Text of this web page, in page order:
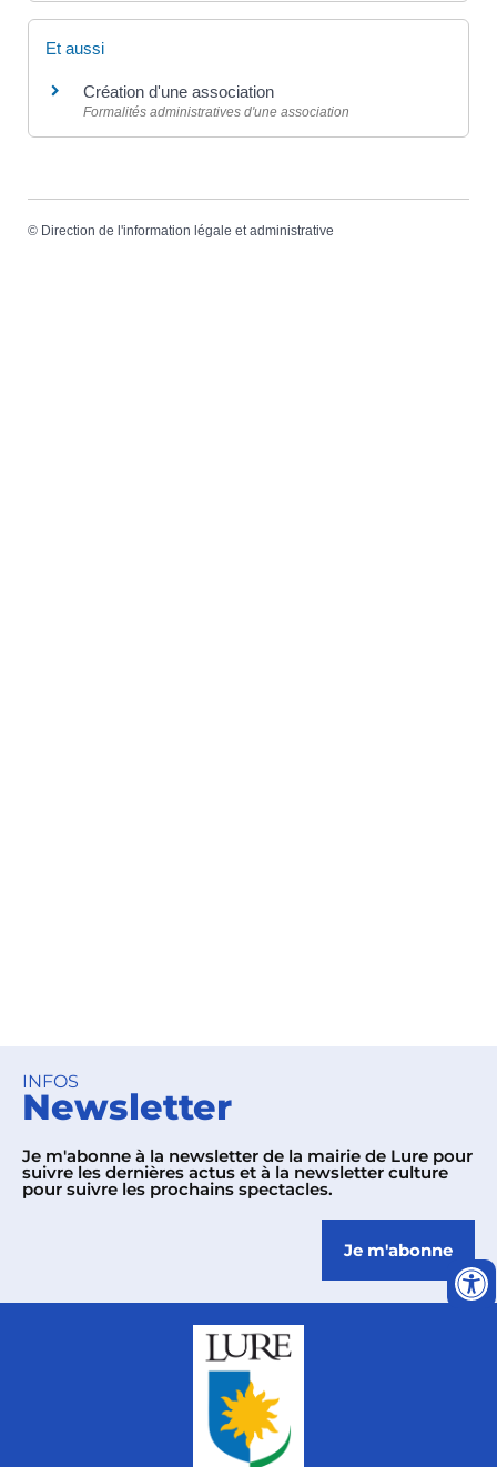
Et aussi
Création d'une association
Formalités administratives d'une association
© Direction de l'information légale et administrative
INFOS
Newsletter
Je m'abonne à la newsletter de la mairie de Lure pour
suivre les dernières actus et à la newsletter culture
pour suivre les prochains spectacles.
Je m'abonne